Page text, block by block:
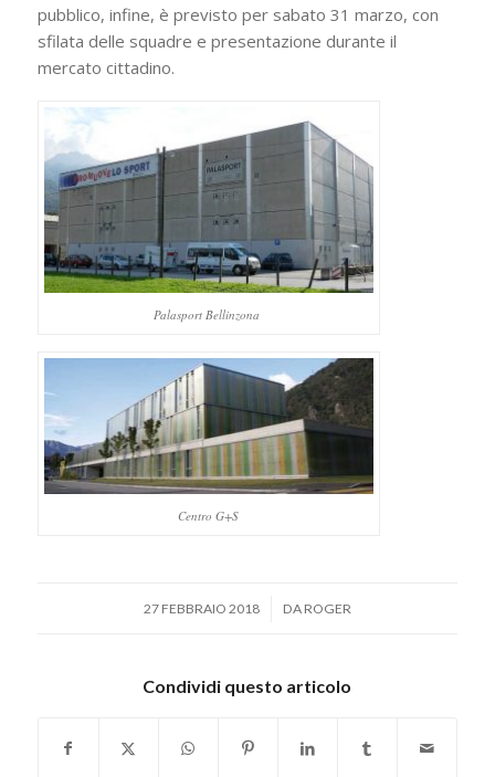
pubblico, infine, è previsto per sabato 31 marzo, con
sfilata delle squadre e presentazione durante il
mercato cittadino.
Palasport Bellinzona
Centro G+S
27 FEBBRAIO 2018
/ DA ROGER
Condividi questo articolo